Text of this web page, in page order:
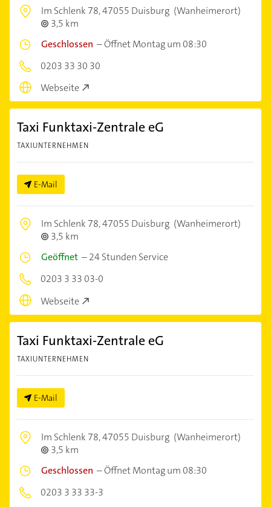
Im Schlenk 78,47055 Duisburg (Wanheimerort)
3,5 km
Geschlossen –Öffnet Montag um 08:30
0203 33 30 30
Webseite
Taxi Funktaxi-Zentrale eG
TAXIUNTERNEHMEN
E-Mail
Im Schlenk 78,47055 Duisburg (Wanheimerort)
3,5 km
Geöffnet –24 Stunden Service
0203 3 33 03-0
Webseite
Taxi Funktaxi-Zentrale eG
TAXIUNTERNEHMEN
E-Mail
Im Schlenk 78,47055 Duisburg (Wanheimerort)
3,5 km
Geschlossen –Öffnet Montag um 08:30
0203 3 33 33-3